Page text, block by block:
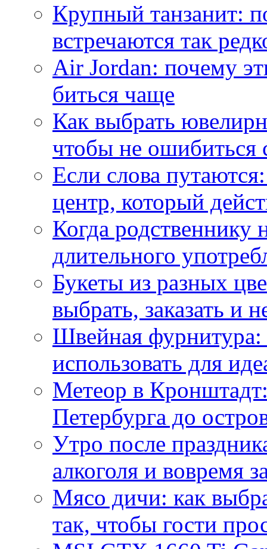
Крупный танзанит:
встречаются так
Air Jordan: почему
биться чаще
Как выбрать
чтобы не ошибиться
Если слова
центр, который
Когда
длительного
Букеты из разных
выбрать, заказать и
Швейная фурнитура:
использовать для
Метеор в
Петербурга до
Утро после
алкоголя и вовремя
Мясо дичи: как
так, чтобы гости